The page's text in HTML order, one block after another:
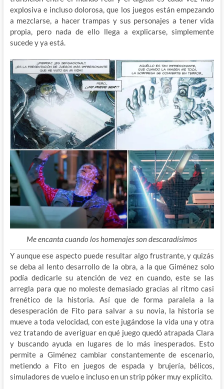
explosiva e incluso dolorosa, que los juegos están empezando
a mezclarse, a hacer trampas y sus personajes a tener vida
propia, pero nada de ello llega a explicarse, simplemente
sucede y ya está.
Me encanta cuando los homenajes son descaradísimos
Y aunque ese aspecto puede resultar algo frustrante, y quizás
se deba al lento desarrollo de la obra, a la que Giménez solo
podía dedicarle su atención de vez en cuando, este se las
arregla para que no moleste demasiado gracias al ritmo casi
frenético de la historia. Así que de forma paralela a la
desesperación de Fito para salvar a su novia, la historia se
mueve a toda velocidad, con este jugándose la vida una y otra
vez tratando de averiguar en qué juego quedó atrapada Clara
y buscando ayuda en lugares de lo más inesperados. Esto
permite a Giménez cambiar constantemente de escenario,
metiendo a Fito en juegos de espada y brujería, bélicos,
simuladores de vuelo e incluso en un strip póker muy explícito.